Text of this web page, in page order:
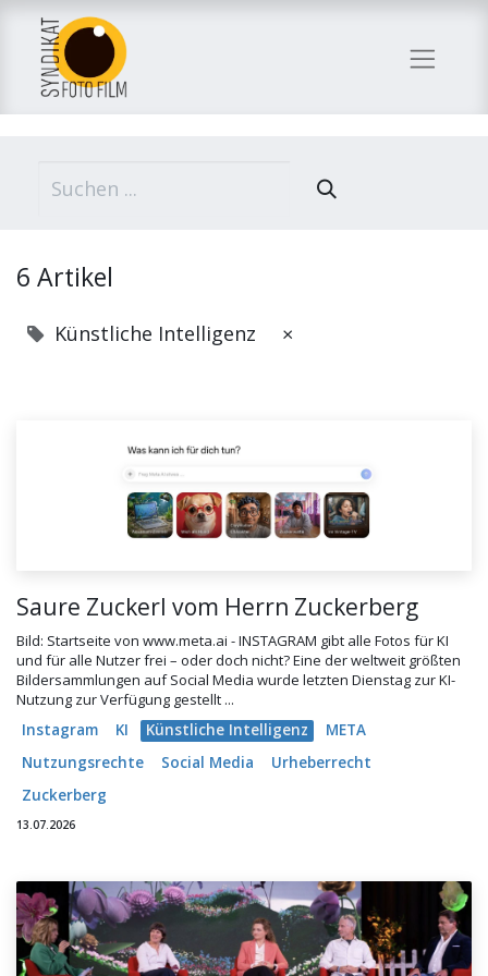
6 Artikel
Künstliche Intelligenz ×
Saure Zuckerl vom Herrn Zuckerberg
Bild: Startseite von www.meta.ai - INSTAGRAM gibt alle Fotos für KI
und für alle Nutzer frei – oder doch nicht? Eine der weltweit größten
Bildersammlungen auf Social Media wurde letzten Dienstag zur KI-
Nutzung zur Verfügung gestellt ...
Instagram
KI Künstliche Intelligenz
META
Nutzungsrechte
Social Media
Urheberrecht
Zuckerberg
13.07.2026